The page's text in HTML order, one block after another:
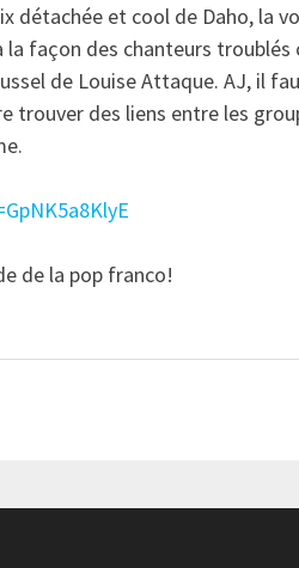
détachée et cool de Daho, la
façon des chanteurs troublés
de Louise Attaque. AJ, il
trouver des liens entre les
de la pop franco!